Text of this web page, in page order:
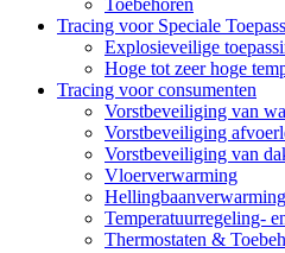
Toebehoren
Tracing voor Speciale
Explosieveilige
Hoge tot zeer hoge
Tracing voor consumenten
Vorstbeveiliging van
Vorstbeveiliging
Vorstbeveiliging van
Vloerverwarming
Hellingbaanverwarming
Temperatuurregeling-
Thermostaten &